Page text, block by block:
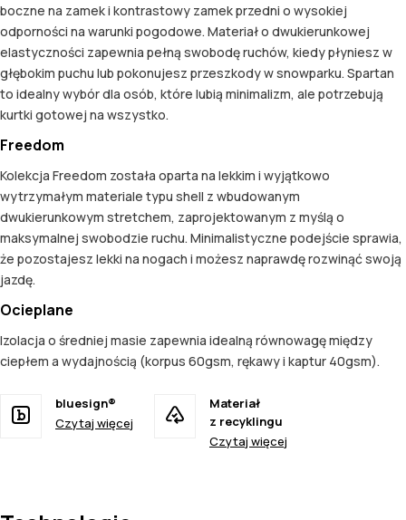
boczne na zamek i kontrastowy zamek przedni o wysokiej
odporności na warunki pogodowe. Materiał o dwukierunkowej
elastyczności zapewnia pełną swobodę ruchów, kiedy płyniesz w
głębokim puchu lub pokonujesz przeszkody w snowparku. Spartan
to idealny wybór dla osób, które lubią minimalizm, ale potrzebują
kurtki gotowej na wszystko.
Freedom
Kolekcja Freedom została oparta na lekkim i wyjątkowo
wytrzymałym materiale typu shell z wbudowanym
dwukierunkowym stretchem, zaprojektowanym z myślą o
maksymalnej swobodzie ruchu. Minimalistyczne podejście sprawia,
że pozostajesz lekki na nogach i możesz naprawdę rozwinąć swoją
jazdę.
Ocieplane
Izolacja o średniej masie zapewnia idealną równowagę między
ciepłem a wydajnością (korpus 60gsm, rękawy i kaptur 40gsm).
bluesign®
Czytaj więcej
Materiał
z recyklingu
Czytaj więcej